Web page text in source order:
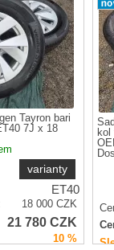
Tayron bari
7J x 18
varianty
ET40
18 000 CZK
21 780 CZK
10 %
kol